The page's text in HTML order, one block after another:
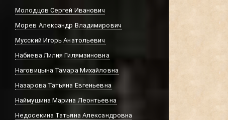
Молодцов Сергей Иванович
Морев Александр Владимирович
Мусский Игорь Анатольевич
Набиева Лилия Гилямзиновна
Наговицына Тамара Михайловна
Назарова Татьяна Евгеньевна
Наймушина Марина Леонтьевна
Недосекина Татьяна Александровна